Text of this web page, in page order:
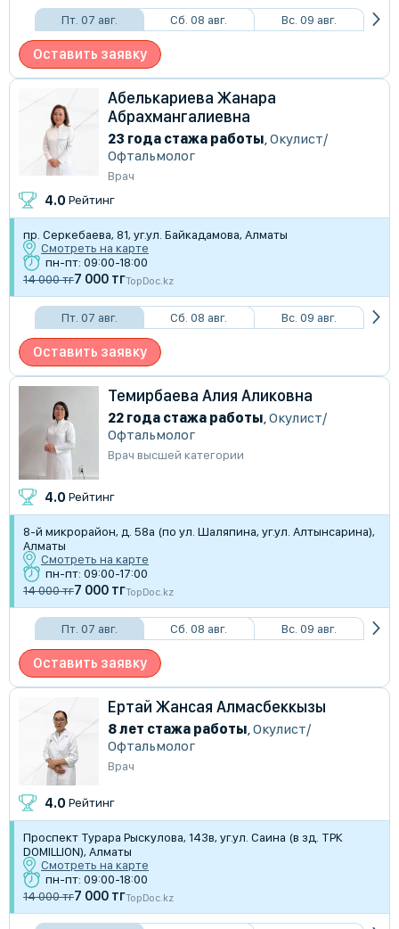
Пт. 07 авг. Сб. 08 авг. Вс. 09 авг.
Оставить заявку
Абелькариева Жанара
Абрахмангалиевна
23 года стажа работы Окулист/
Офтальмолог
Врач
4.0 Рейтинг
пр. Серкебаева, 81, уг.ул. Байкадамова, Алматы
Смотреть на карте
пн-пт: 09:00-18:00
14 000 тг7 000 тгTopDoc.kz
Пт. 07 авг. Сб. 08 авг. Вс. 09 авг.
Оставить заявку
Темирбаева Алия Аликовна
22 года стажа работы Окулист/
Офтальмолог
Врач высшей категории
4.0 Рейтинг
8-й микрорайон, д. 58а (по ул. Шаляпина, уг.ул. Алтынсарина),
Алматы
Смотреть на карте
пн-пт: 09:00-17:00
14 000 тг7 000 тгTopDoc.kz
Пт. 07 авг. Сб. 08 авг. Вс. 09 авг.
Оставить заявку
Ертай Жансая Алмасбеккызы
8 лет стажа работы,Окулист/
Офтальмолог
Врач
4.0 Рейтинг
Проспект Турара Рыскулова, 143в, уг.ул. Саина (в зд. ТРК
DOMILLION), Алматы
Смотреть на карте
пн-пт: 09:00-18:00
14 000 тг7 000 тгTopDoc.kz